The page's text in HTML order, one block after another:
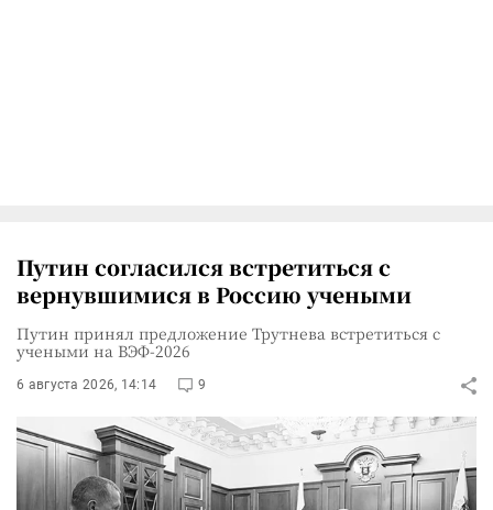
Путин согласился встретиться с
вернувшимися в Россию учеными
Путин принял предложение Трутнева встретиться с
учеными на ВЭФ-2026
6 августа 2026, 14:14 9